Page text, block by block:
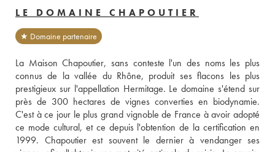
LE DOMAINE CHAPOUTIER
★ Domaine partenaire
La Maison Chapoutier, sans conteste l'un des noms les plus
connus de la vallée du Rhône, produit ses flacons les plus
prestigieux sur l'appellation Hermitage. Le domaine s'étend sur
près de 300 hectares de vignes converties en biodynamie.
C'est à ce jour le plus grand vignoble de France à avoir adopté
ce mode cultural, et ce depuis l'obtention de la certification en
1999. Chapoutier est souvent le dernier à vendanger ses